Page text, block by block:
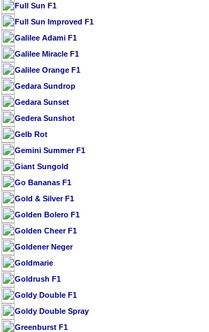
Full Sun F1
Full Sun Improved F1
Galilee Adami F1
Galilee Miracle F1
Galilee Orange F1
Gedara Sundrop
Gedara Sunset
Gedera Sunshot
Gelb Rot
Gemini Summer F1
Giant Sungold
Go Bananas F1
Gold & Silver F1
Golden Bolero F1
Golden Cheer F1
Goldener Neger
Goldmarie
Goldrush F1
Goldy Double F1
Goldy Double Spray
Greenburst F1